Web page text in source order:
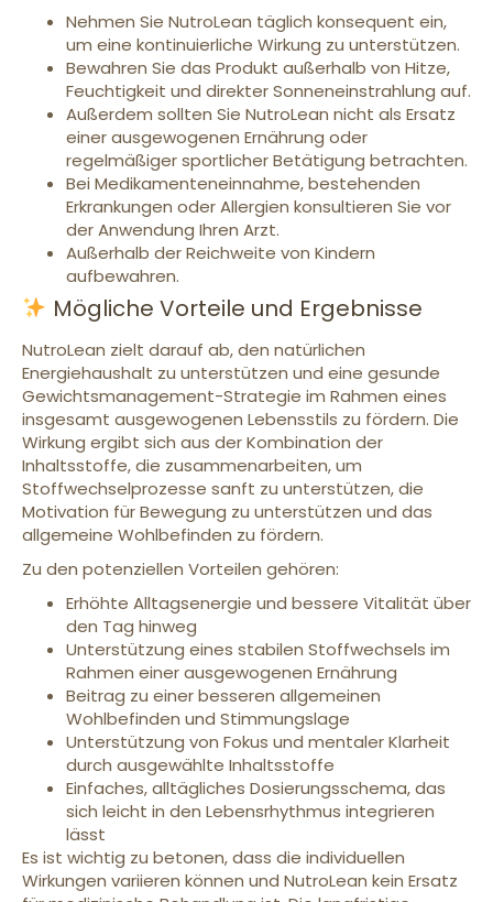
Nehmen Sie NutroLean täglich konsequent ein,
um eine kontinuierliche Wirkung zu unterstützen.
Bewahren Sie das Produkt außerhalb von Hitze,
Feuchtigkeit und direkter Sonneneinstrahlung auf.
Außerdem sollten Sie NutroLean nicht als Ersatz
einer ausgewogenen Ernährung oder
regelmäßiger sportlicher Betätigung betrachten.
Bei Medikamenteneinnahme, bestehenden
Erkrankungen oder Allergien konsultieren Sie vor
der Anwendung Ihren Arzt.
Außerhalb der Reichweite von Kindern
aufbewahren.
Mögliche Vorteile und Ergebnisse
NutroLean zielt darauf ab, den natürlichen
Energiehaushalt zu unterstützen und eine gesunde
Gewichtsmanagement-Strategie im Rahmen eines
insgesamt ausgewogenen Lebensstils zu fördern. Die
Wirkung ergibt sich aus der Kombination der
Inhaltsstoffe, die zusammenarbeiten, um
Stoffwechselprozesse sanft zu unterstützen, die
Motivation für Bewegung zu unterstützen und das
allgemeine Wohlbefinden zu fördern.
Zu den potenziellen Vorteilen gehören:
Erhöhte Alltagsenergie und bessere Vitalität über
den Tag hinweg
Unterstützung eines stabilen Stoffwechsels im
Rahmen einer ausgewogenen Ernährung
Beitrag zu einer besseren allgemeinen
Wohlbefinden und Stimmungslage
Unterstützung von Fokus und mentaler Klarheit
durch ausgewählte Inhaltsstoffe
Einfaches, alltägliches Dosierungsschema, das
sich leicht in den Lebensrhythmus integrieren
lässt
Es ist wichtig zu betonen, dass die individuellen
Wirkungen variieren können und NutroLean kein Ersatz